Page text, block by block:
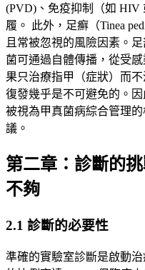
(PVD)、免疫抑制（如 HIV
履。 此外，足癬（Tinea
且常被忽視的風險因素。
菌可通過自體傳播，從受
果只治療指甲（症狀）而
復發幾乎是不可避免的。
被視為甲真菌病綜合管理
議。
第二章：診斷的
不夠
2.1 診斷的必要性
準確的實驗室診斷是啟動